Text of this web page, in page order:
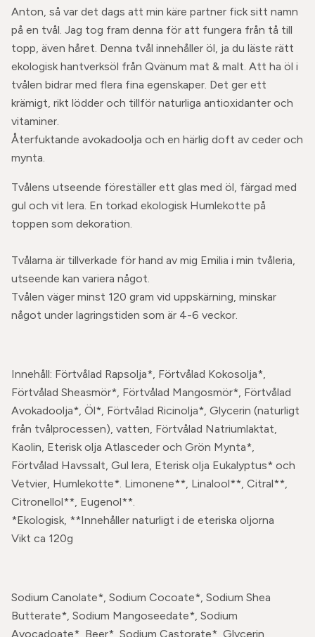
Anton, så var det dags att min käre partner fick sitt namn
på en tvål. Jag tog fram denna för att fungera från tå till
topp, även håret. Denna tvål innehåller öl, ja du läste rätt
ekologisk hantverksöl från Qvänum mat & malt. Att ha öl i
tvålen bidrar med flera fina egenskaper. Det ger ett
krämigt, rikt lödder och tillför naturliga antioxidanter och
vitaminer.
Återfuktande avokadoolja och en härlig doft av ceder och
mynta.
Tvålens utseende föreställer ett glas med öl, färgad med
gul och vit lera. En torkad ekologisk Humlekotte på
toppen som dekoration.
Tvålarna är tillverkade för hand av mig Emilia i min tvåleria,
utseende kan variera något.
Tvålen väger minst 120 gram vid uppskärning, minskar
något under lagringstiden som är 4-6 veckor.
Innehåll: Förtvålad Rapsolja*, Förtvålad Kokosolja*,
Förtvålad Sheasmör*, Förtvålad Mangosmör*, Förtvålad
Avokadoolja*, Öl*, Förtvålad Ricinolja*, Glycerin (naturligt
från tvålprocessen), vatten, Förtvålad Natriumlaktat,
Kaolin, Eterisk olja Atlasceder och Grön Mynta*,
Förtvålad Havssalt, Gul lera, Eterisk olja Eukalyptus* och
Vetvier, Humlekotte*. Limonene**, Linalool**, Citral**,
Citronellol**, Eugenol**.
*Ekologisk, **Innehåller naturligt i de eteriska oljorna
Vikt ca 120g
Sodium Canolate*, Sodium Cocoate*, Sodium Shea
Butterate*, Sodium Mangoseedate*, Sodium
Avocadoate*, Beer*, Sodium Castorate*, Glycerin